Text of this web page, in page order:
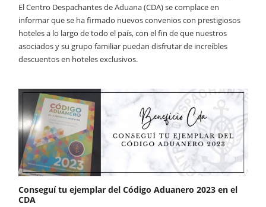
El Centro Despachantes de Aduana (CDA) se complace en
informar que se ha firmado nuevos convenios con prestigiosos
hoteles a lo largo de todo el país, con el fin de que nuestros
asociados y su grupo familiar puedan disfrutar de increíbles
descuentos en hoteles exclusivos.
Conseguí tu ejemplar del Código Aduanero 2023 en el
CDA